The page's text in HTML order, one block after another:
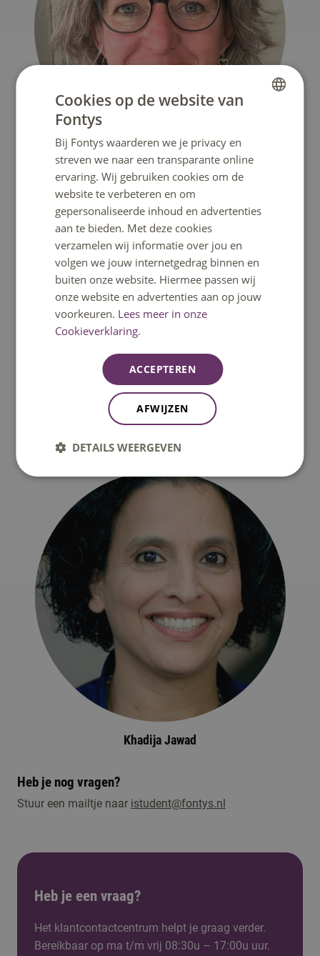
Tracey van Vliet
Suzanne van Gorp
Khadija Jawad
Heb je nog vragen?
Stuur een mailtje naar istudent@fontys.nl
Heb je een vraag?
Het klantcontactcentrum helpt je graag verder.
Bereikbaar op ma t/m vrij 08:30u – 17:00u uur.
Cookies op de website van
Fontys
Bij Fontys waarderen we je privacy en
streven we naar een transparante online
ervaring. Wij gebruiken cookies om de
website te verbeteren en om
gepersonaliseerde inhoud en advertenties
aan te bieden. Met deze cookies
verzamelen wij informatie over jou en
volgen we jouw internetgedrag binnen en
buiten onze website. Hiermee passen wij
onze website en advertenties aan op jouw
voorkeuren. Lees meer in onze
Cookieverklaring.
ACCEPTEREN
AFWIJZEN
DETAILS WEERGEVEN